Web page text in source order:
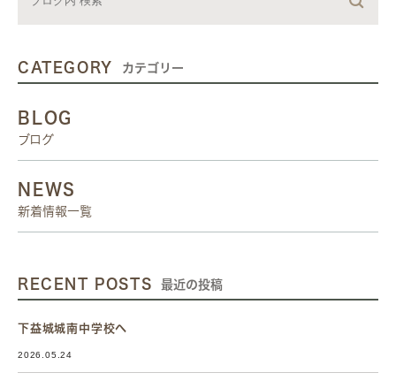
CATEGORY カテゴリー
BLOG
ブログ
NEWS
新着情報一覧
RECENT POSTS 最近の投稿
下益城城南中学校へ
2026.05.24